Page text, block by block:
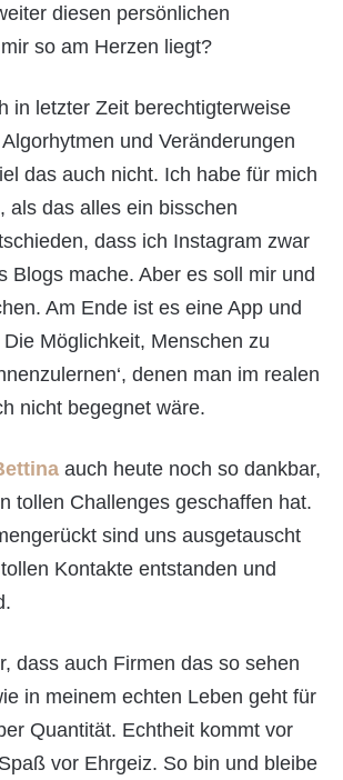
diesen persönlichen
so am Herzen liegt?
in letzter Zeit berechtigterweise
und Veränderungen
das auch nicht. Ich habe für mich
als das alles ein bisschen
dass ich Instagram zwar
Blogs mache. Aber es soll mir und
Am Ende ist es eine App und
Möglichkeit, Menschen zu
denen man im realen
nicht begegnet wäre.
auch heute noch so dankbar,
tollen Challenges geschaffen hat.
sind uns ausgetauscht
Kontakte entstanden und
dass auch Firmen das so sehen
in meinem echten Leben geht für
Quantität. Echtheit kommt vor
vor Ehrgeiz. So bin und bleibe